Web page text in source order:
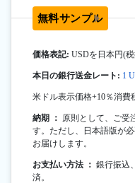
無料サンプル
価格表記: USDを日本円(
本日の銀行送金レート: 1
米ドル表示価格+10％消費
納期 ： 原則として、ご受
す。ただし、日本語版が
お届けします。
お支払い方法 ： 銀行振込
済。